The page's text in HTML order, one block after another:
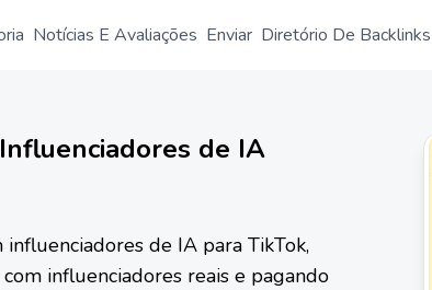
Notícias E Avaliações Enviar Diretório De Backlinks
de IA
de IA para TikTok,
influenciadores reais e pagando